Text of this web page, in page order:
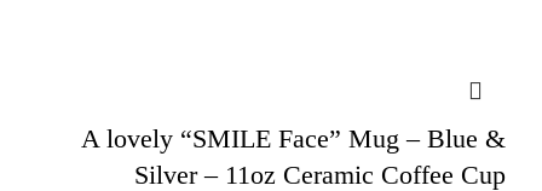
A lovely “SMILE Face” Mug – Blue &
Silver – 11oz Ceramic Coffee Cup